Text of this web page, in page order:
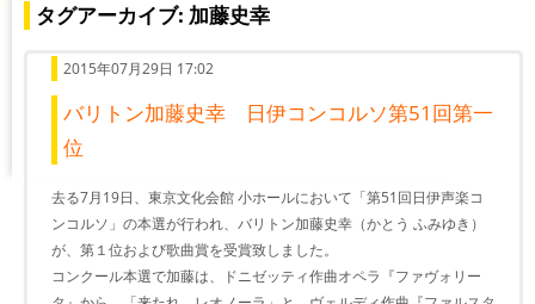
タグアーカイブ: 加藤史幸
2015年07月29日 17:02
バリトン加藤史幸 日伊コンコルソ第51回第一
位
去る7月19日、東京文化会館 小ホールにおいて「第51回日伊声楽コ
ンコルソ」の本選が行われ、バリトン加藤史幸（かとう ふみゆき）
が、第１位および歌曲賞を受賞致しました。
コンクール本選で加藤は、ドニゼッティ作曲オペラ『ファヴォリー